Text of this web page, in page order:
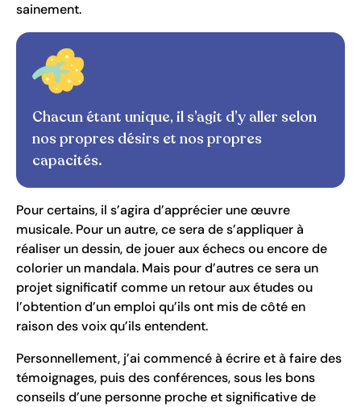
sainement.
Chacun étant unique, il s’agit d’y aller selon
nos propres désirs et nos propres
capacités.
Pour certains, il s’agira d’apprécier une œuvre
musicale. Pour un autre, ce sera de s’appliquer à
réaliser un dessin, de jouer aux échecs ou encore de
colorier un mandala. Mais pour d’autres ce sera un
projet significatif comme un retour aux études ou
l’obtention d’un emploi qu’ils ont mis de côté en
raison des voix qu’ils entendent.
Personnellement, j’ai commencé à écrire et à faire des
témoignages, puis des conférences, sous les bons
conseils d’une personne proche et significative de